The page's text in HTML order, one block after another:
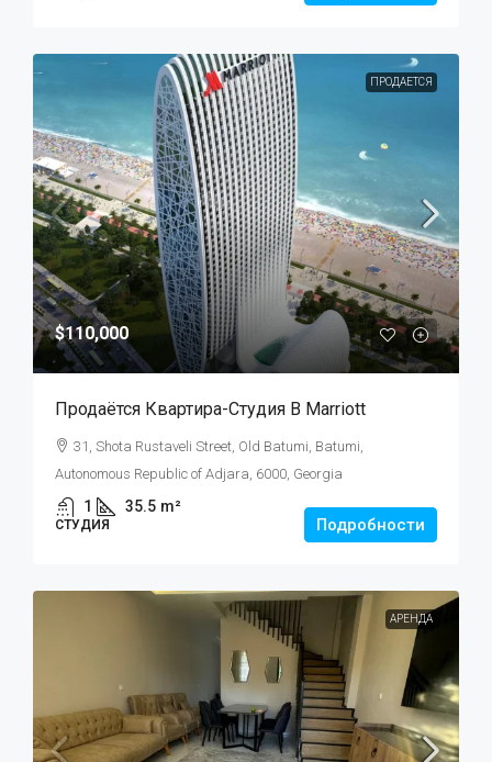
ПРОДАЕТСЯ
$110,000
Продаётся Квартира-Студия В Marriott
31, Shota Rustaveli Street, Old Batumi, Batumi,
Autonomous Republic of Adjara, 6000, Georgia
1 35.5 m²
СТУДИЯ Подробности
АРЕНДА